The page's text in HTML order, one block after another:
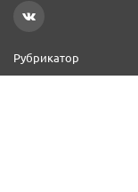
Рубрикатор